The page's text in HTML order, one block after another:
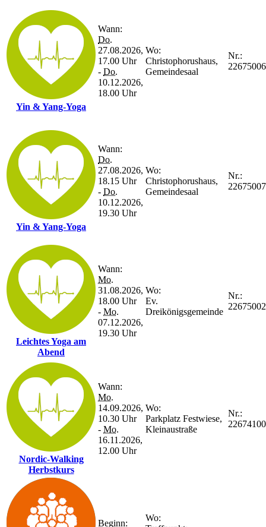
Yin & Yang-Yoga
Wann:
Do.
27.08.2026,
17.00 Uhr
- Do.
10.12.2026,
18.00 Uhr
Wo:
Christophorushaus,
Gemeindesaal
Nr.:
22675006
Yin & Yang-Yoga
Wann:
Do.
27.08.2026,
18.15 Uhr
- Do.
10.12.2026,
19.30 Uhr
Wo:
Christophorushaus,
Gemeindesaal
Nr.:
22675007
Leichtes Yoga am
Abend
Wann:
Mo.
31.08.2026,
18.00 Uhr
- Mo.
07.12.2026,
19.30 Uhr
Wo:
Ev.
Dreikönigsgemeinde
Nr.:
22675002
Nordic-Walking
Herbstkurs
Wann:
Mo.
14.09.2026,
10.30 Uhr
- Mo.
16.11.2026,
12.00 Uhr
Wo:
Parkplatz Festwiese,
Kleinaustraße
Nr.:
22674100
Beginn:
Wo: